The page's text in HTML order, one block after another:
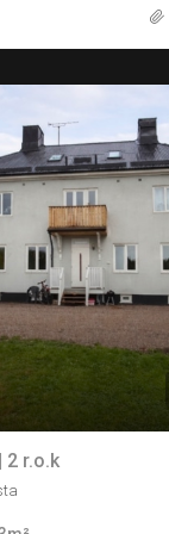
2 r.o.k